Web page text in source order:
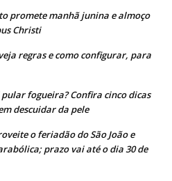
promete manhã junina e almoço
Christi
regras e como configurar, para
pular fogueira? Confira cinco dicas
descuidar da pele
o feriadão do São João e
prazo vai até o dia 30 de